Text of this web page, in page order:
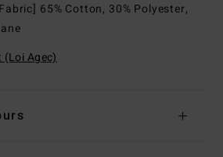
65% Cotton, 30% Polyester,
Agec)